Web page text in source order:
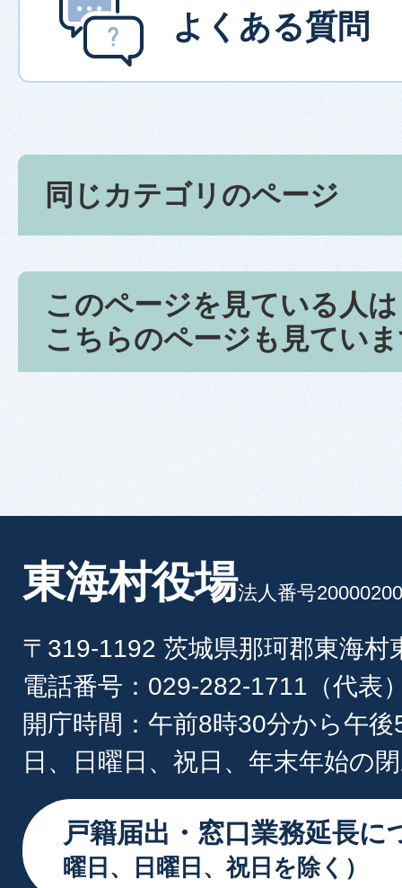
よくある質問
同じカテゴリのページ
このページを見ている人は
こちらのページも見てい
東海村役場法人番号
〒319-1192 茨城県那珂郡東海村
電話番号：029-282-1711（代表
開庁時間：午前8時30分から午
日、日曜日、祝日、年末年始の
戸籍届出・窓口業務延長に
曜日、日曜日、祝日を除く）